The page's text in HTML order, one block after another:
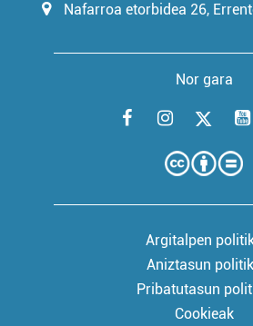
Nafarroa etorbidea 26,
Nor gara
Argitalpen
Aniztasun
Pribatutasun
Cookieak